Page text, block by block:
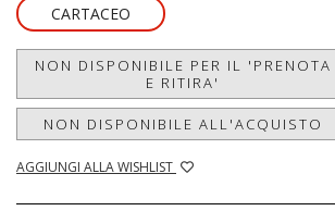
CARTACEO
NON DISPONIBILE PER IL 'PRENOTA
E RITIRA'
NON DISPONIBILE ALL'ACQUISTO
AGGIUNGI ALLA WISHLIST